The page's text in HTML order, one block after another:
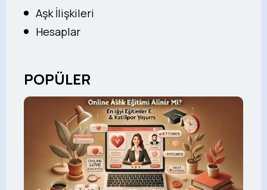
Aşk İlişkileri
Hesaplar
POPÜLER